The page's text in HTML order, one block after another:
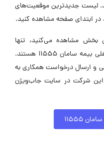
لیست جدیدترین موقعیت‌های
مشاهده می‌کنید، تنها
تعدادی از جدیدترین موقعیت‌های شغلی بیمه سامان 11555 هستند.
و ارسال درخواست همکاری به
صفحه ویژه این شرکت در سایت جاب‌ویژن
11555